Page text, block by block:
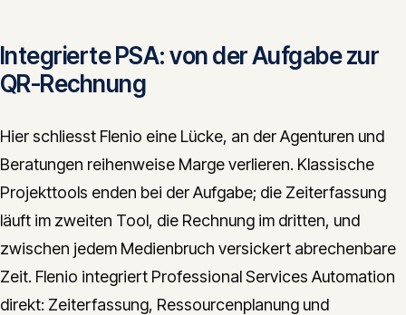
Integrierte PSA: von der Aufgabe zur
QR-Rechnung
Hier schliesst Flenio eine Lücke, an der Agenturen und
Beratungen reihenweise Marge verlieren. Klassische
Projekttools enden bei der Aufgabe; die Zeiterfassung
läuft im zweiten Tool, die Rechnung im dritten, und
zwischen jedem Medienbruch versickert abrechenbare
Zeit. Flenio integriert Professional Services Automation
direkt: Zeiterfassung, Ressourcenplanung und